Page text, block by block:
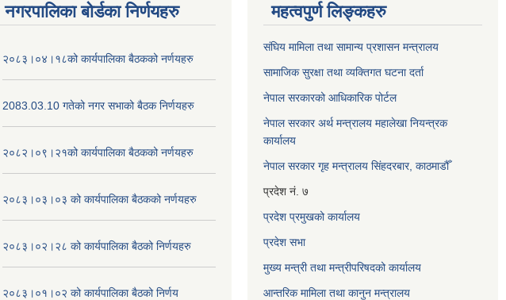
नगरपालिका बोर्डका निर्णयहरु
२०८३।०४।१८को कार्यपालिका बैठकको नर्णयहरु
2083.03.10 गतेको नगर सभाको बैठक निर्णयहरु
२०८२।०९।२१को कार्यपालिका बैठकको नर्णयहरु
२०८३।०३।०३ को कार्यपालिका बैठकको नर्णयहरु
२०८३।०२।२८ को कार्यपालिका बैठको निर्णयहरु
२०८३।०१।०२ को कार्यपालिका बैठको निर्णय
महत्वपुर्ण लिङ्कहरु
संघिय मामिला तथा सामान्य प्रशासन मन्त्रालय
सामाजिक सुरक्षा तथा व्यक्तिगत घटना दर्ता
नेपाल सरकारको आधिकारिक पोर्टल
नेपाल सरकार अर्थ मन्त्रालय महालेखा नियन्त्रक
कार्यालय
नेपाल सरकार गृह मन्त्रालय सिंहदरबार, काठमाडौँ
प्रदेश नं. ७
प्रदेश प्रमुखको कार्यालय
प्रदेश सभा
मुख्य मन्त्री तथा मन्त्रीपरिषदको कार्यालय
आन्तरिक मामिला तथा कानुन मन्त्रालय